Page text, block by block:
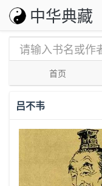
中华典藏
首页
吕不韦